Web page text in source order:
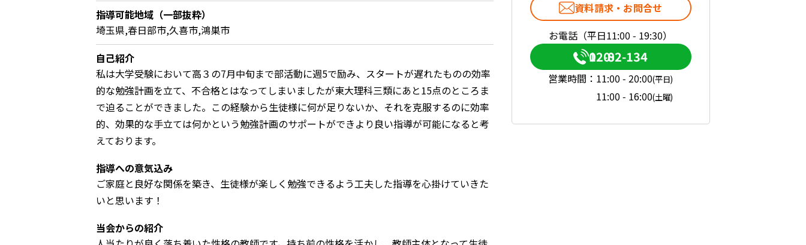
指導可能地域（一部抜粋）
埼玉県,春日部市,久喜市,鴻巣市
自己紹介
私は大学受験において高３の7月中旬まで部活動に週5で励み、スタートが遅れたものの効率
的な勉強計画を立て、不合格とはなってしまいましたが東大理科三類にあと15点のところま
で迫ることができました。この経験から生徒様に何が足りないか、それを克服するのに効率
的、効果的な手立ては何かという勉強計画のサポートができより良い指導が可能になると考
えております。
指導への意気込み
ご家庭と良好な関係を築き、生徒様が楽しく勉強できるよう工夫した指導を心掛けていきた
いと思います！
当会からの紹介
資料請求・お問合せ
お電話（平日11:00 - 19:30）
0120-082-134
営業時間： 11:00 - 20:00(平日)
11:00 - 16:00(土曜)